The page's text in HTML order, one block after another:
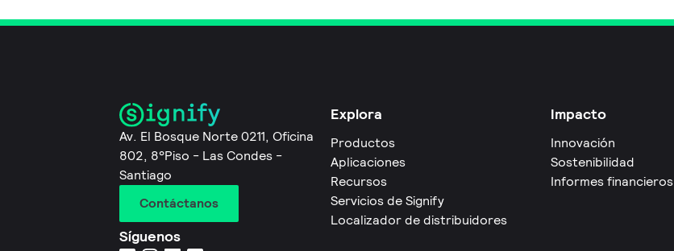
Av. El Bosque Norte 0211, Oficina
802, 8°Piso - Las Condes -
Santiago
Contáctanos
Síguenos
Explora
Productos
Aplicaciones
Recursos
Servicios de Signify
Localizador de distribuidores
Impacto
Innovación
Sostenibilidad
Informes financieros